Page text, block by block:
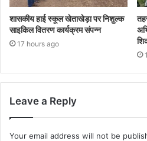
शासकीय हाई स्कूल खेताखेड़ा पर निशुल्क
साइकिल वितरण कार्यक्रम संपन्न
17 hours ago
Leave a Reply
Your email address will not be